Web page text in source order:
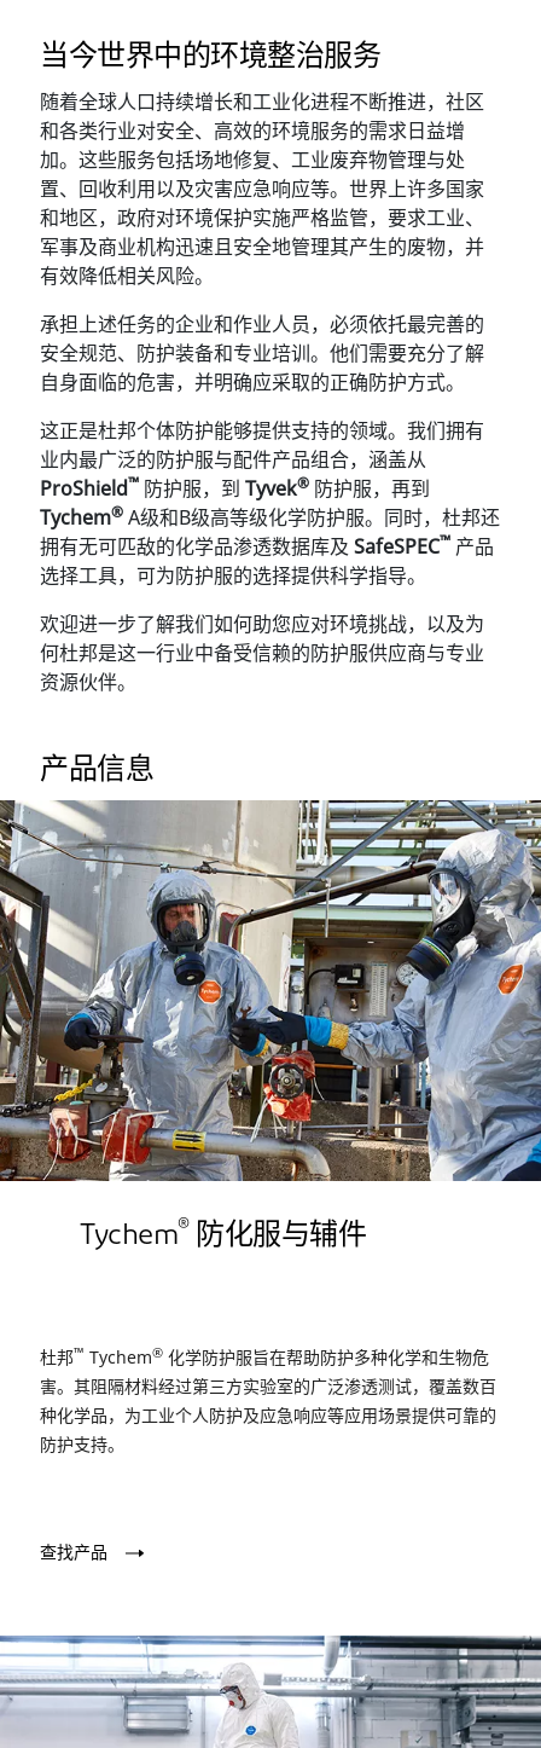
当今世界中的环境整治服务
随着全球人口持续增长和工业化进程不断推进，社区
和各类行业对安全、高效的环境服务的需求日益增
加。这些服务包括场地修复、工业废弃物管理与处
置、回收利用以及灾害应急响应等。世界上许多国家
和地区，政府对环境保护实施严格监管，要求工业、
军事及商业机构迅速且安全地管理其产生的废物，并
有效降低相关风险。
承担上述任务的企业和作业人员，必须依托最完善的
安全规范、防护装备和专业培训。他们需要充分了解
自身面临的危害，并明确应采取的正确防护方式。
这正是杜邦个体防护能够提供支持的领域。我们拥有
业内最广泛的防护服与配件产品组合，涵盖从
ProShield™ 防护服，到 Tyvek® 防护服，再到
Tychem® A级和B级高等级化学防护服。同时，杜邦还
拥有无可匹敌的化学品渗透数据库及 SafeSPEC™ 产品
选择工具，可为防护服的选择提供科学指导。
欢迎进一步了解我们如何助您应对环境挑战，以及为
何杜邦是这一行业中备受信赖的防护服供应商与专业
资源伙伴。
产品信息
Tychem® 防化服与辅件
杜邦™ Tychem® 化学防护服旨在帮助防护多种化学和生物危
害。其阻隔材料经过第三方实验室的广泛渗透测试，覆盖数百
种化学品，为工业个人防护及应急响应等应用场景提供可靠的
防护支持。
查找产品